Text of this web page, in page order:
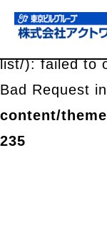
Warning:
list/): failed to
Bad Request in
content/
235